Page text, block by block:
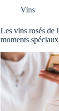
Vins
Les vins rosés de
moments spéciaux